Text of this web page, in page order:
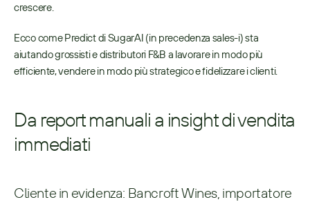
crescere.
Ecco come Predict di SugarAI (in precedenza sales-i) sta
aiutando grossisti e distributori F&B a lavorare in modo più
efficiente, vendere in modo più strategico e fidelizzare i clienti.
Da report manuali a insight di vendita
immediati
Cliente in evidenza: Bancroft Wines, importatore